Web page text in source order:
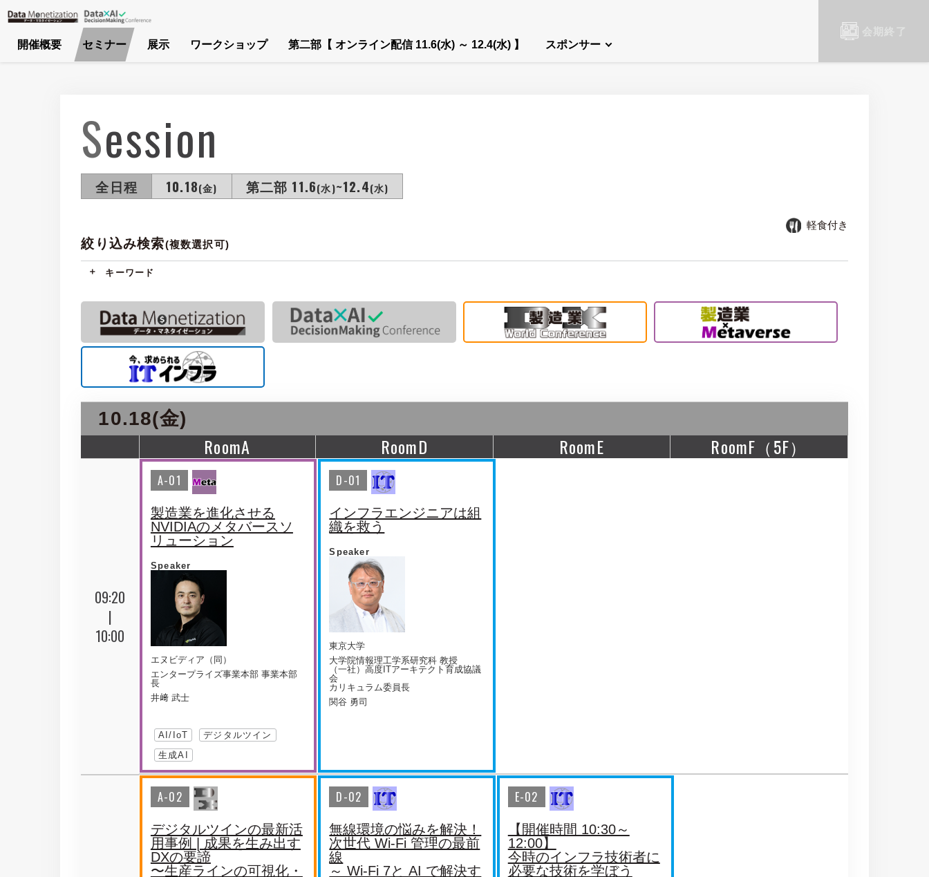
開催概要
セミナー 展示 ワークショップ 第二部【 オンライン配信 11.6(水) ～ 12.4(水) 】 スポンサー
Session
全日程 10.18(金) 第二部 11.6(水)~12.4(水)
軽食付き
絞り込み検索(複数選択可)
キーワード
10.18(金)
RoomA RoomD RoomE RoomF（5F）
09:20
|
10:00
A-01
製造業を進化させる
NVIDIAのメタバースソ
リューション
Speaker
エヌビディア（同）
エンタープライズ事業本部 事業本部
長
井﨑 武士
AI/IoT
デジタルツイン
生成AI
D-01
インフラエンジニアは組
織を救う
Speaker
東京大学
大学院情報理工学系研究科 教授
（一社）高度ITアーキテクト育成協議
会
カリキュラム委員長
関谷 勇司
A-02
デジタルツインの最新活
用事例 | 成果を生み出す
DXの要諦
〜生産ラインの可視化・
D-02
無線環境の悩みを解決！
次世代 Wi-Fi 管理の最前
線
～ Wi-Fi 7と AI で解決す
E-02
【開催時間 10:30～
12:00】
今時のインフラ技術者に
必要な技術を学ぼう